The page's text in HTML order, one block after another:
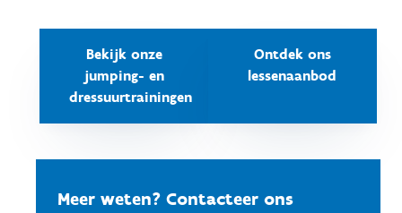
Bekijk onze
jumping- en
dressuurtrainingen
Ontdek ons
lessenaanbod
Meer weten? Contacteer ons